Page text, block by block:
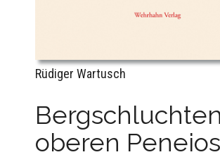
Rüdiger Wartusch
oberen Peneios